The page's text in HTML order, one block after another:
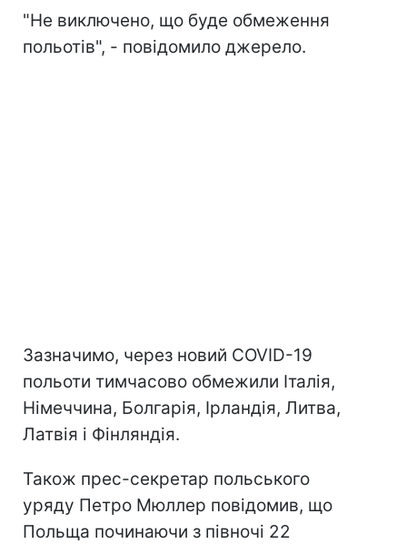
"Не виключено, що буде обмеження
польотів", - повідомило джерело.
Зазначимо, через новий COVID-19
польоти тимчасово обмежили Італія,
Німеччина, Болгарія, Ірландія, Литва,
Латвія і Фінляндія.
Також прес-секретар польського
уряду Петро Мюллер повідомив, що
Польща починаючи з півночі 22